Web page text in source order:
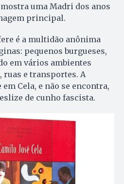
uma Madri dos anos
principal.
é a multidão anônima
pequenos burgueses,
em vários ambientes
ruas e transportes. A
Cela, e não se encontra,
de cunho fascista.